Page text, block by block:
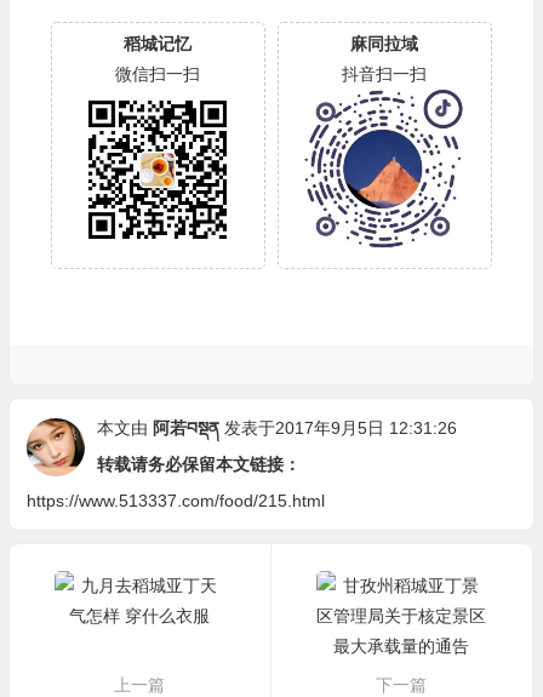
稻城记忆
微信扫一扫
麻同拉域
抖音扫一扫
本文由 阿若བསྡན 发表于2017年9月5日 12:31:26
转载请务必保留本文链接：
https://www.513337.com/food/215.html
上一篇
下一篇